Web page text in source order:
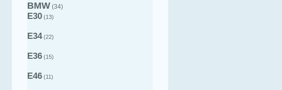
BMW (34)
E30 (13)
E34(22)
E36 (15)
E46 (11)